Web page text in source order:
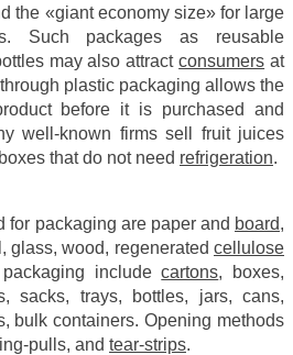
the «giant economy size» for large
Such packages as reusable
may also attractconsumers at
plastic packaging allows the
before it is purchased and
well-known firms sell fruit juices
that do not need refrigeration.
for packaging are paper and board,
glass, wood, regenerated cellulose
includecartons, boxes,
sacks, trays, bottles, jars, cans,
bulk containers. Opening methods
pulls, and tear-strips.